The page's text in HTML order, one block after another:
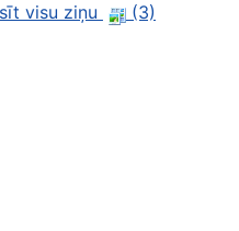
visu ziņu (3)